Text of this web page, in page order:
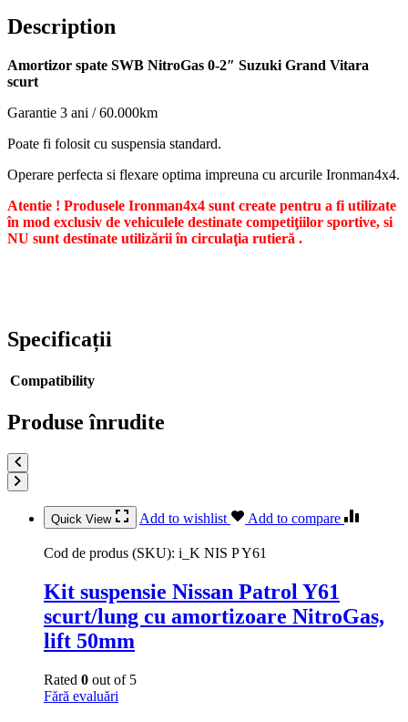
Description
Amortizor spate SWB NitroGas 0-2″ Suzuki Grand Vitara
scurt
Garantie 3 ani / 60.000km
Poate fi folosit cu suspensia standard.
Operare perfecta si flexare optima impreuna cu arcurile Ironman4x4.
Atentie ! Produsele Ironman4x4 sunt create pentru a fi utilizate
în mod exclusiv de vehiculele destinate competiţiilor sportive, si
NU sunt destinate utilizării în circulaţia rutieră .
Specificații
Compatibility
Produse înrudite
Quick View Add to wishlist Add to compare
Cod de produs (SKU): i_K NIS P Y61
Kit suspensie Nissan Patrol Y61
scurt/lung cu amortizoare NitroGas,
lift 50mm
Rated 0 out of 5
Fără evaluări